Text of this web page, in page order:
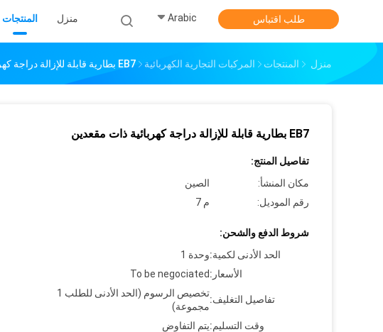
منزل المنتجات Arabic طلب اقتباس
منزل المنتجات المركبات التجارية الكهربائية EB7 بطارية قابلة للإزالة دراجة كهربائية ذات مقعدين
EB7 بطارية قابلة للإزالة دراجة كهربائية ذات مقعدين
تفاصيل المنتج:
مكان المنشأ:
الصين
رقم الموديل:
م 7
شروط الدفع والشحن:
الحد الأدنى لكمية:وحدة 1
الأسعار:To be negociated
تفاصيل التغليف:
تخصيص الرسوم (الحد الأدنى للطلب 1
مجموعة)
وقت التسليم:يتم التفاوض